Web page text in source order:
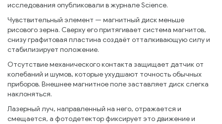
исследования опубликовали в журнале Science.
Чувствительный элемент — магнитный диск меньше
рисового зерна. Сверху его притягивает система магнитов,
снизу графитовая пластина создаёт отталкивающую силу и
стабилизирует положение.
Отсутствие механического контакта защищает датчик от
колебаний и шумов, которые ухудшают точность обычных
приборов. Внешнее магнитное поле заставляет диск слегка
наклоняться.
Лазерный луч, направленный на него, отражается и
смещается, а фотодетектор фиксирует это движение и